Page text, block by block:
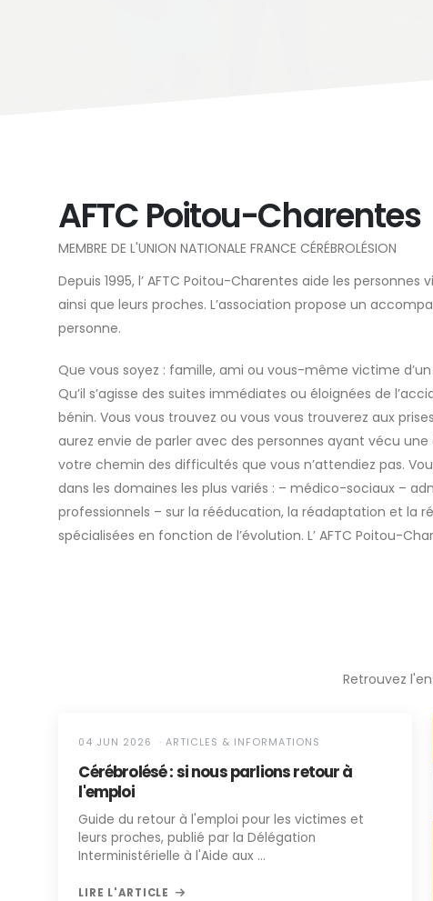
AFTC Poitou-Charentes
MEMBRE DE L'UNION NATIONALE FRANCE CÉRÉBROLÉSION
Depuis 1995, l’ AFTC Poitou-Charentes aide les
ainsi que leurs proches. L’association propose un
personne.
Que vous soyez : famille, ami ou vous-même victime
Qu’il s’agisse des suites immédiates ou éloignées de
bénin. Vous vous trouvez ou vous vous trouverez aux
aurez envie de parler avec des personnes ayant vécu
votre chemin des difficultés que vous n’attendiez pas.
dans les domaines les plus variés : – médico-sociaux –
professionnels – sur la rééducation, la réadaptation et la
spécialisées en fonction de l’évolution. L’ AFTC Poitou-
Retrouvez
04 JUN 2026 · ARTICLES & INFORMATIONS
Cérébrolésé : si nous parlions retour à
l'emploi
Guide du retour à l'emploi pour les victimes et
leurs proches, publié par la Délégation
Interministérielle à l'Aide aux …
LIRE L'ARTICLE